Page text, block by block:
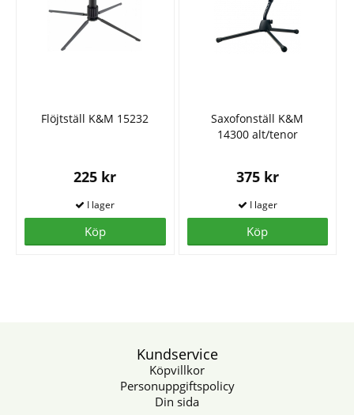
Flöjtställ K&M 15232
225 kr
Köp
Saxofonställ K&M
14300 alt/tenor
375 kr
Köp
Kundservice
Köpvillkor
Personuppgiftspolicy
Din sida